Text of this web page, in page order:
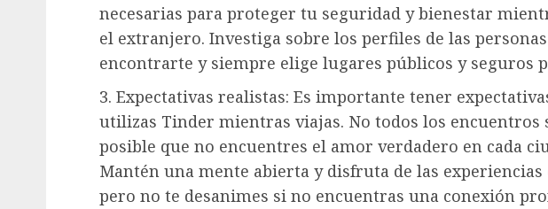
necesarias para proteger tu seguridad y bienestar
el extranjero. Investiga sobre los perfiles de las
encontrarte y siempre elige lugares públicos y seguros
3. Expectativas realistas: Es importante tener
utilizas Tinder mientras viajas. No todos los encuentros
posible que no encuentres el amor verdadero en cada
Mantén una mente abierta y disfruta de las experiencias
pero no te desanimes si no encuentras una conexión